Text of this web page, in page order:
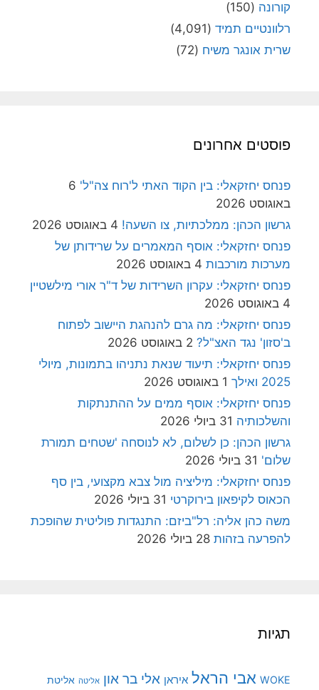
קורונה (150)
רלוונטיים תמיד (4,091)
שרית אונגר משיח (72)
פוסטים אחרונים
פנחס יחזקאלי: בין הקוד האתי ל'רוח צה"ל' 6
באוגוסט 2026
גרשון הכהן: ממלכתיות, צו השעה! 4 באוגוסט 2026
פנחס יחזקאלי: אוסף המאמרים על שרידותן של
מערכות מורכבות 4 באוגוסט 2026
פנחס יחזקאלי: עקרון השרידות של ד"ר אורי מילשטיין
4 באוגוסט 2026
פנחס יחזקאלי: מה גרם להנהגת היישוב לפתוח
ב'סזון' נגד האצ"ל? 2 באוגוסט 2026
פנחס יחזקאלי: תיעוד שנאת נתניהו בתמונות, מיולי
2025 ואילך
1 באוגוסט 2026
פנחס יחזקאלי: אוסף ממים על ההתנתקות
והשלכותיה 31 ביולי 2026
גרשון הכהן: כן לשלום, לא לנוסחה 'שטחים תמורת
שלום' 31 ביולי 2026
פנחס יחזקאלי: מיליציה מול צבא מקצועי, בין סף
הכאוס לקיפאון בירוקרטי 31 ביולי 2026
משה כהן אליה: רל"ביזם: התנגדות פוליטית שהופכת
להפרעה בזהות 28 ביולי 2026
תגיות
WOKE אבי הראל איראן אלי בר און אליטה אליטת